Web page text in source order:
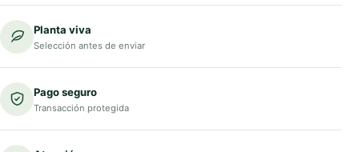
Planta viva
Selección antes de enviar
Pago seguro
Transacción protegida